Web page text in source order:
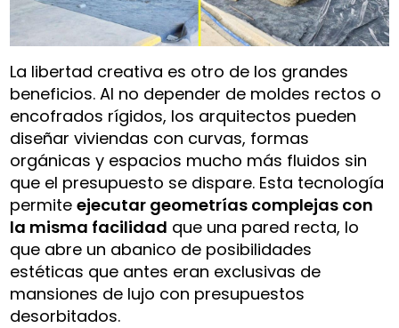
La libertad creativa es otro de los grandes
beneficios. Al no depender de moldes rectos o
encofrados rígidos, los arquitectos pueden
diseñar viviendas con curvas, formas
orgánicas y espacios mucho más fluidos sin
que el presupuesto se dispare. Esta tecnología
permiteejecutar geometrías complejas con
la misma facilidad que una pared recta, lo
que abre un abanico de posibilidades
estéticas que antes eran exclusivas de
mansiones de lujo con presupuestos
desorbitados.